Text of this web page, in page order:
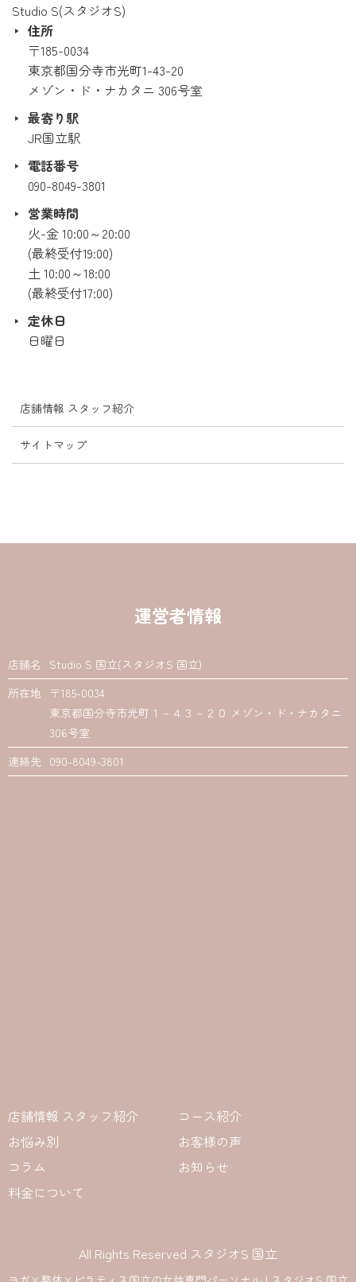
Studio S(スタジオS)
住所
〒185-0034
東京都国分寺市光町1-43-20
メゾン・ド・ナカタニ 306号室
最寄り駅
JR国立駅
電話番号
090-8049-3801
営業時間
火-金 10:00～20:00
(最終受付19:00)
土 10:00～18:00
(最終受付17:00)
定休日
日曜日
店舗情報 スタッフ紹介
サイトマップ
運営者情報
店舗名
Studio S 国立(スタジオS 国立)
所在地
〒185-0034
東京都国分寺市光町１－４３－２０ メゾン・ド・ナカタニ
306号室
連絡先 090-8049-3801
店舗情報 スタッフ紹介
コース紹介
お悩み別
お客様の声
コラム
お知らせ
料金について
All Rights Reserved スタジオS 国立